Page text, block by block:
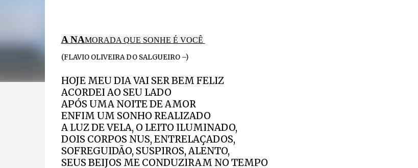
A NAMORADA QUE SONHE É VOCÊ
(FLAVIO OLIVEIRA DO SALGUEIRO –)
HOJE MEU DIA VAI SER BEM FELIZ
ACORDEI AO SEU LADO
APÓS UMA NOITE DE AMOR
ENFIM UM SONHO REALIZADO
A LUZ DE VELA, O LEITO ILUMINADO,
DOIS CORPOS NUS, ENTRELAÇADOS,
SOFREGUIDÃO, SUSPIROS, ALENTO,
SEUS BEIJOS ME CONDUZIRAM NO TEMPO